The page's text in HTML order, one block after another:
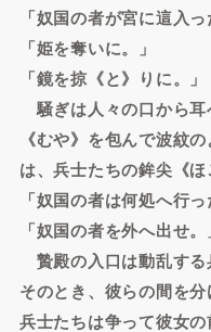
「奴国の者が宮に這入っ
「姫を奪いに。」
「鏡を掠《と》りに。」
騒ぎは人々の口から
《むや》を包んで波紋
は、兵士たちの鉾尖《
「奴国の者は何処へ行っ
「奴国の者を外へ出せ。
贄殿の入口は動乱する
そのとき、彼らの間を
兵士たちは争って彼女